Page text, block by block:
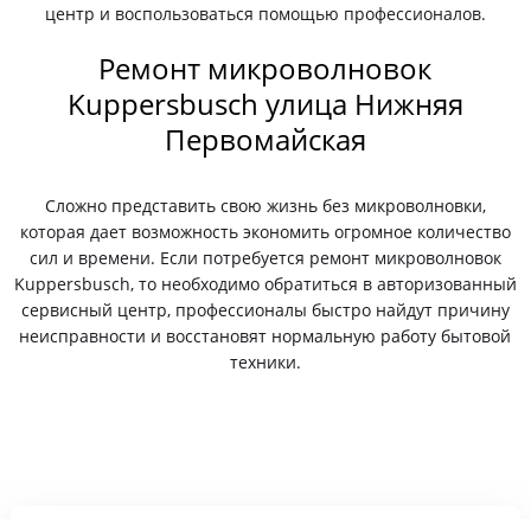
центр и воспользоваться помощью профессионалов.
Ремонт микроволновок
Kuppersbusch улица Нижняя
Первомайская
Сложно представить свою жизнь без микроволновки,
которая дает возможность экономить огромное количество
сил и времени. Если потребуется ремонт микроволновок
Kuppersbusch, то необходимо обратиться в авторизованный
сервисный центр, профессионалы быстро найдут причину
неисправности и восстановят нормальную работу бытовой
техники.